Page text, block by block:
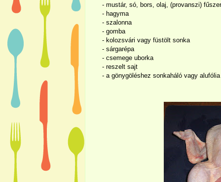
- mustár, só, bors, olaj, (provanszi)
- hagyma
- szalonna
- gomba
- kolozsvári vagy füstölt sonka
- sárgarépa
- csemege uborka
- reszelt sajt
- a gönygöléshez sonkaháló vagy alufólia